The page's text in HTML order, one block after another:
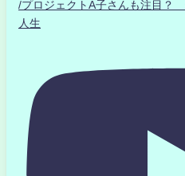
/プロジェクトA子さんも注目？
人生